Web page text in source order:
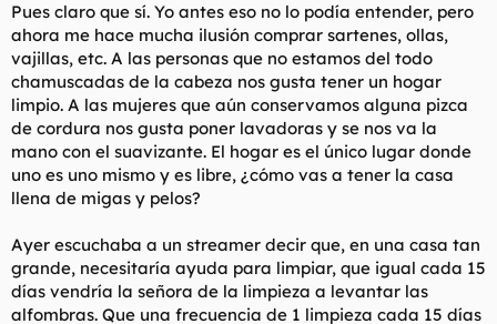
Pues claro que sí. Yo antes eso no lo podía entender, pero
ahora me hace mucha ilusión comprar sartenes, ollas,
vajillas, etc. A las personas que no estamos del todo
chamuscadas de la cabeza nos gusta tener un hogar
limpio. A las mujeres que aún conservamos alguna pizca
de cordura nos gusta poner lavadoras y se nos va la
mano con el suavizante. El hogar es el único lugar donde
uno es uno mismo y es libre, ¿cómo vas a tener la casa
llena de migas y pelos?
Ayer escuchaba a un streamer decir que, en una casa tan
grande, necesitaría ayuda para limpiar, que igual cada 15
días vendría la señora de la limpieza a levantar las
alfombras. Que una frecuencia de 1 limpieza cada 15 días